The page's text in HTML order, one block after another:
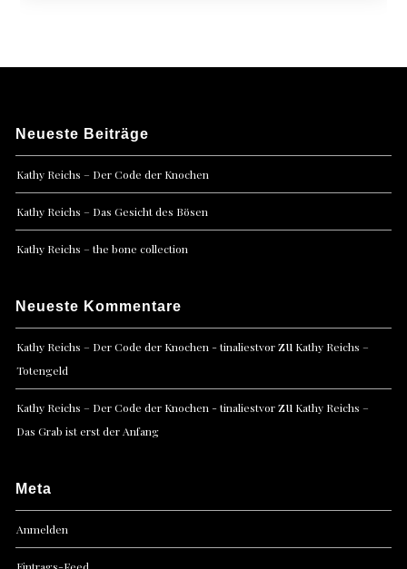
Neueste Beiträge
Kathy Reichs – Der Code der Knochen
Kathy Reichs – Das Gesicht des Bösen
Kathy Reichs – the bone collection
Neueste Kommentare
Kathy Reichs – Der Code der Knochen - tinaliestvorzu Kathy Reichs –
Totengeld
Kathy Reichs – Der Code der Knochen - tinaliestvorzu Kathy Reichs –
Das Grab ist erst der Anfang
Meta
Anmelden